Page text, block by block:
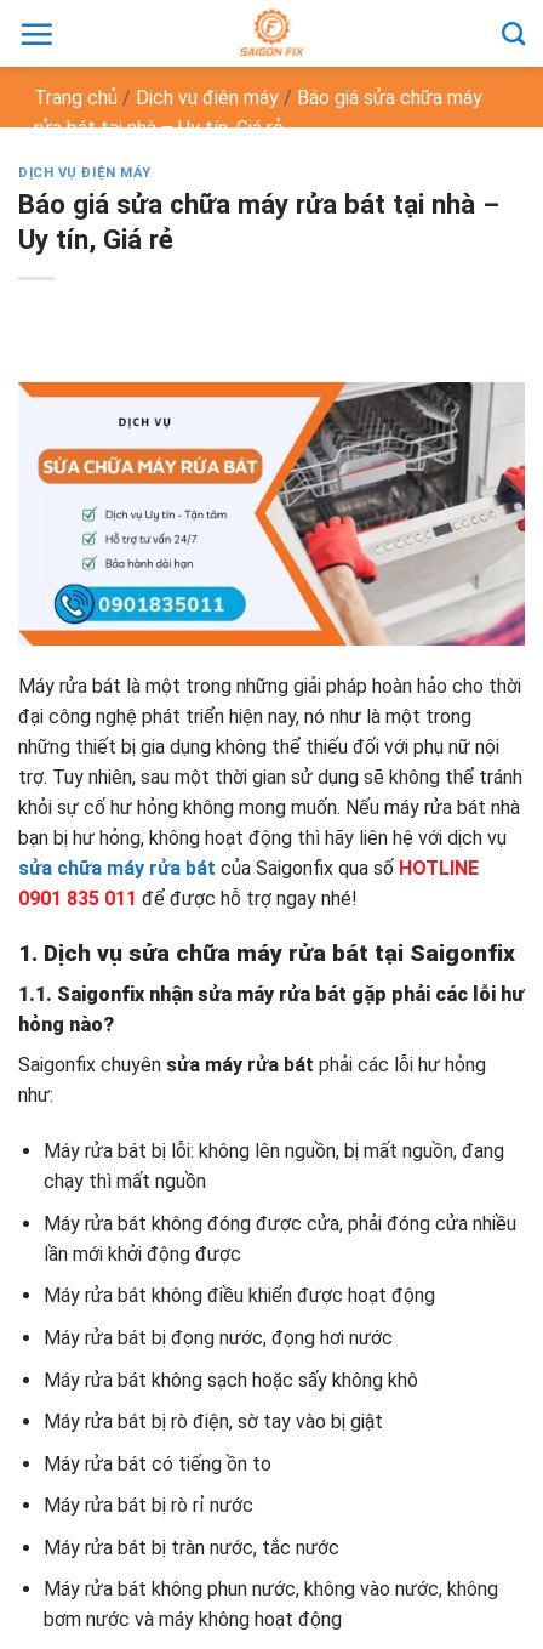
đến
dungTrang chủ / Dịch vụ điện máy / Báo giá sửa chữa máy
rửa bát tại nhà – Uy tín, Giá rẻ
DỊCH VỤ ĐIỆN MÁY
Báo giá sửa chữa máy rửa bát tại nhà –
Uy tín, Giá rẻ
Máy rửa bát là một trong những giải pháp hoàn hảo cho thời
đại công nghệ phát triển hiện nay, nó như là một trong
những thiết bị gia dụng không thể thiếu đối với phụ nữ nội
trợ. Tuy nhiên, sau một thời gian sử dụng sẽ không thể tránh
khỏi sự cố hư hỏng không mong muốn. Nếu máy rửa bát nhà
bạn bị hư hỏng, không hoạt động thì hãy liên hệ với dịch vụ
sửa chữa máy rửa bát của Saigonfix qua số HOTLINE
0901 835 011 để được hỗ trợ ngay nhé!
1. Dịch vụ sửa chữa máy rửa bát tại Saigonfix
1.1. Saigonfix nhận sửa máy rửa bát gặp phải các lỗi hư
hỏng nào?
Saigonfix chuyên sửa máy rửa bát phải các lỗi hư hỏng
như:
Máy rửa bát bị lỗi: không lên nguồn, bị mất nguồn, đang
chạy thì mất nguồn
Máy rửa bát không đóng được cửa, phải đóng cửa nhiều
lần mới khởi động được
Máy rửa bát không điều khiển được hoạt động
Máy rửa bát bị đọng nước, đọng hơi nước
Máy rửa bát không sạch hoặc sấy không khô
Máy rửa bát bị rò điện, sờ tay vào bị giật
Máy rửa bát có tiếng ồn to
Máy rửa bát bị rò rỉ nước
Máy rửa bát bị tràn nước, tắc nước
Máy rửa bát không phun nước, không vào nước, không
bơm nước và máy không hoạt động